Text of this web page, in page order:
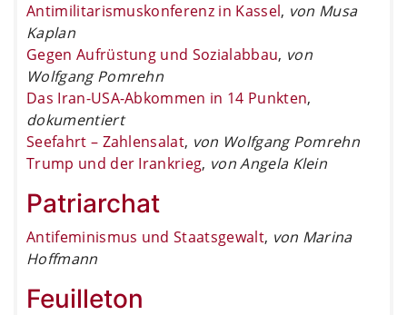
Antimilitarismuskonferenz in Kassel, von Musa
Kaplan
Gegen Aufrüstung und Sozialabbau, von
Wolfgang Pomrehn
Das Iran-USA-Abkommen in 14 Punkten,
dokumentiert
Seefahrt – Zahlensalat, von Wolfgang Pomrehn
Trump und der Irankrieg, von Angela Klein
Patriarchat
Antifeminismus und Staatsgewalt, von Marina
Hoffmann
Feuilleton